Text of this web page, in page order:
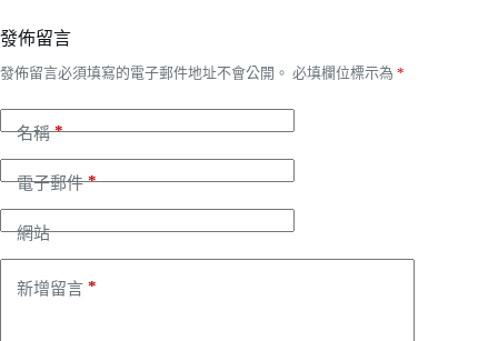
發佈留言
發佈留言必須填寫的電子郵件地址不會公開。 必填欄位標示為 *
名稱*
電子郵件*
網站
新增留言 *